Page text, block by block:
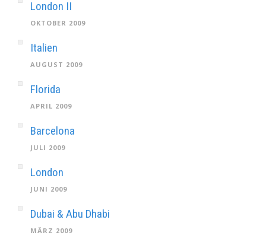
London II
OKTOBER 2009
Italien
AUGUST 2009
Florida
APRIL 2009
Barcelona
JULI 2009
London
JUNI 2009
Dubai & Abu Dhabi
MÄRZ 2009